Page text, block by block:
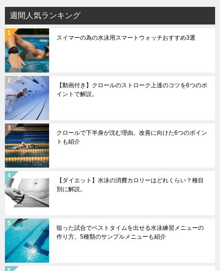
週間人気ランキング
スイマーの為の水泳用スマートウォッチおすすめ3選
【動画付き】クロールのストローク上達のコツを6つのポ
イントで解説。
クロールで下半身が沈む理由。改善に向けた6つのポイン
トも紹介
【ダイエット】水泳の消費カロリーはどれくらい？種目
別に解説。
狙った試合でベストタイムを出せる水泳練習メニューの
作り方。5種類のサンプルメニューも紹介